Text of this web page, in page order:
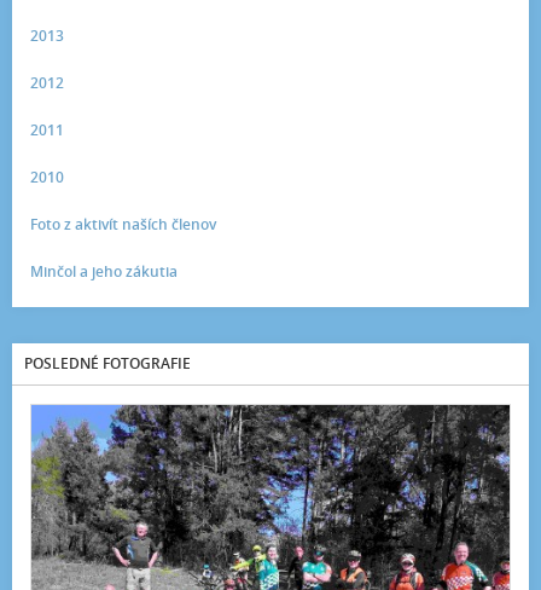
2013
2012
2011
2010
Foto z aktivít naších členov
Minčol a jeho zákutia
POSLEDNÉ FOTOGRAFIE